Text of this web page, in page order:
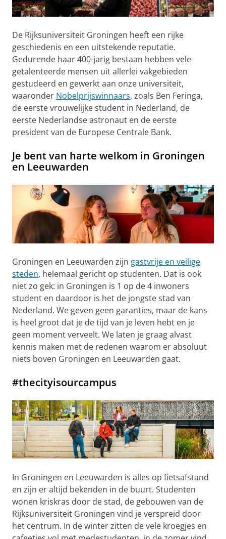
De Rijksuniversiteit Groningen heeft een rijke
geschiedenis en een uitstekende reputatie.
Gedurende haar 400-jarig bestaan hebben vele
getalenteerde mensen uit allerlei vakgebieden
gestudeerd en gewerkt aan onze universiteit,
waaronder Nobelprijswinnaars, zoals Ben Feringa,
de eerste vrouwelijke student in Nederland, de
eerste Nederlandse astronaut en de eerste
president van de Europese Centrale Bank.
Je bent van harte welkom in Groningen
en Leeuwarden
Groningen en Leeuwarden zijn gastvrije en veilige
steden, helemaal gericht op studenten. Dat is ook
niet zo gek: in Groningen is 1 op de 4 inwoners
student en daardoor is het de jongste stad van
Nederland. We geven geen garanties, maar de kans
is heel groot dat je de tijd van je leven hebt en je
geen moment verveelt. We laten je graag alvast
kennis maken met de redenen waarom er absoluut
niets boven Groningen en Leeuwarden gaat.
#thecityisourcampus
In Groningen en Leeuwarden is alles op fietsafstand
en zijn er altijd bekenden in de buurt. Studenten
wonen kriskras door de stad, de gebouwen van de
Rijksuniversiteit Groningen vind je verspreid door
het centrum. In de winter zitten de vele kroegjes en